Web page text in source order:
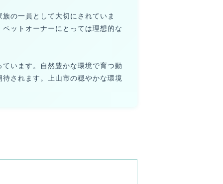
の一員として大切にされていま
ットオーナーにとっては理想的な
います。自然豊かな環境で育つ動
されます。上山市の穏やかな環境